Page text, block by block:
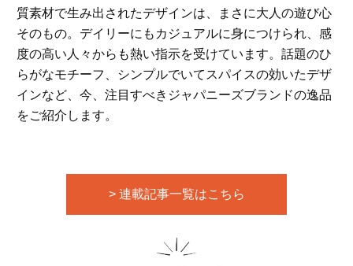
質素材で生み出されたデザインは、まさに大人の遊び心
そのもの。デイリーにもカジュアルに身につけられ、感
度の高い人々からも熱い指示を受けています。話題のひ
らがなモチーフ、シンプルでいてスパイスの効いたデザ
インなど、今、注目すべきジャパニーズブランドの逸品
をご紹介します。
> 連載記事一覧はこちら